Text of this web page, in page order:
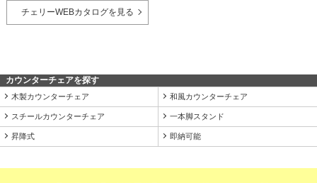
チェリーWEBカタログを見る
カウンターチェアを探す
木製カウンターチェア 和風カウンターチェア
スチールカウンターチェア 一本脚スタンド
昇降式 即納可能